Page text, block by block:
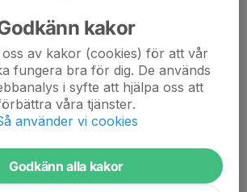
så kan inte avanmäla sig och
lägerkostnaden.
kakor
av kakor (cookies) för att vår
fungera bra för dig. De används
i syfte att hjälpa oss att
våra tjänster.
använder vi cookies
Godkänn alla kakor